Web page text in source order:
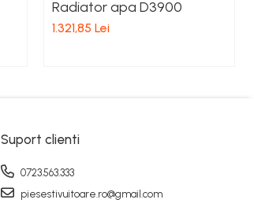
Radiator apa D3900
1.321,85 Lei
Suport clienti
0723.563.333
piesestivuitoare.ro@gmail.com